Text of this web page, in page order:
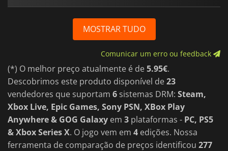
MOSTRAR TUDO
Comunicar um erro ou feedback
(*) O melhor preço atualmente é de5.95€.
Descobrimos este produto disponível de23
vendedores que suportam 6 sistemas DRM: Steam,
Xbox Live, Epic Games, Sony PSN, XBox Play
Anywhere & GOG Galaxy em 3 plataformas - PC, PS5
& Xbox Series X. O jogo vem em 4 edições. Nossa
ferramenta de comparação de preços identificou 277